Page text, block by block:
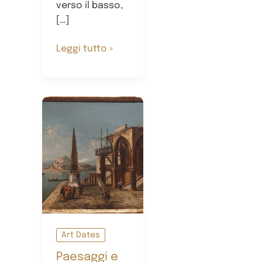
verso il basso,
[…]
Giulia
ribellione.
Leggi tutto »
Art Dates
Paesaggi e